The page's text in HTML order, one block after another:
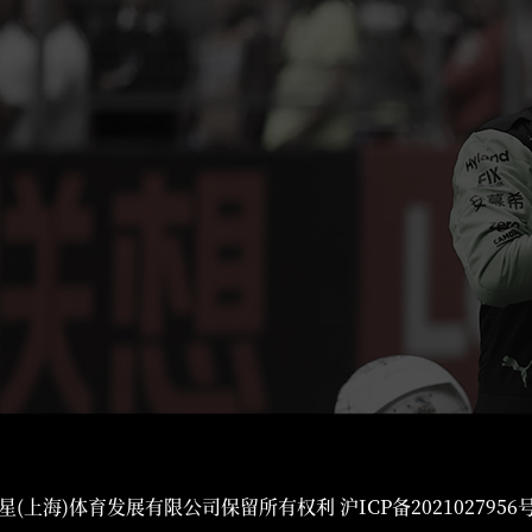
(上海)体育发展有限公司保留所有权利 沪ICP备2021027956